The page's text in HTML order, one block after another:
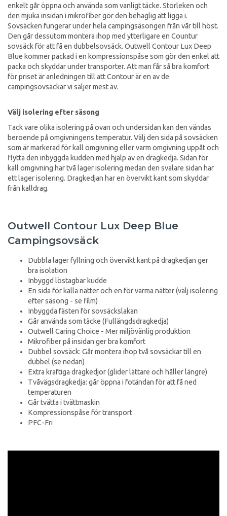
enkelt går öppna och använda som vanligt täcke. Storleken och
den mjuka insidan i mikrofiber gör den behaglig att ligga i.
Sovsäcken fungerar under hela campingsäsongen från vår till höst.
Den går dessutom montera ihop med ytterligare en Countur
sovsäck för att få en dubbelsovsäck. Outwell Contour Lux Deep
Blue kommer packad i en kompressionspåse som gör den enkel att
packa och skyddar under transporter. Att man får så bra komfort
för priset är anledningen till att Contour är en av de
campingsovsäckar vi säljer mest av.
Välj isolering efter säsong
Tack vare olika isolering på ovan och undersidan kan den vändas
beroende på omgivningens temperatur. Välj den sida på sovsäcken
som är markerad för kall omgivning eller varm omgivning uppåt och
flytta den inbyggda kudden med hjälp av en dragkedja. Sidan för
kall omgivning har två lager isolering medan den svalare sidan har
ett lager isolering. Dragkedjan har en övervikt kant som skyddar
från kalldrag.
Outwell Contour Lux Deep Blue
Campingsovsäck
Dubbla lager fyllning och övervikt kant på dragkedjan ger
bra isolation
Inbyggd löstagbar kudde
En sida för kalla nätter och en för varma nätter (välj isolering
efter säsong - se film)
Inbyggda fästen för sovsäckslakan
Går använda som täcke (Fullängdsdragkedja)
Outwell Caring Choice - Mer miljövänlig produktion
Mikrofiber på insidan ger bra komfort
Dubbel sovsäck: Går montera ihop två sovsäckar till en
dubbel (se nedan)
Extra kraftiga dragkedjor (glider lättare och håller längre)
Tvåvägsdragkedja: går öppna i fotändan för att få ned
temperaturen
Går tvätta i tvättmaskin
Kompressionspåse för transport
PFC-Fri